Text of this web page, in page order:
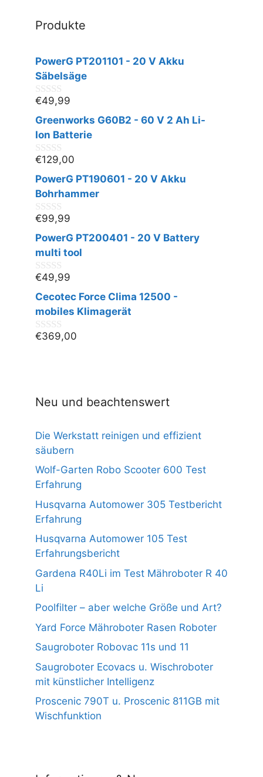
Produkte
PowerG PT201101 - 20 V Akku
Säbelsäge
0
v
o
n
€49,99
Greenworks G60B2 - 60 V 2 Ah Li-
Ion Batterie
0
v
o
n
€129,00
PowerG PT190601 - 20 V Akku
Bohrhammer
0
v
o
n
€99,99
PowerG PT200401 - 20 V Battery
multi tool
0
v
o
n
€49,99
Cecotec Force Clima 12500 -
mobiles Klimagerät
0
€369,00
Neu und beachtenswert
Die Werkstatt reinigen und effizient
säubern
Wolf-Garten Robo Scooter 600 Test
Erfahrung
Husqvarna Automower 305 Testbericht
Erfahrung
Husqvarna Automower 105 Test
Erfahrungsbericht
Gardena R40Li im Test Mähroboter R 40
Li
Poolfilter – aber welche Größe und Art?
Yard Force Mähroboter Rasen Roboter
Saugroboter Robovac 11s und 11
Saugroboter Ecovacs u. Wischroboter
mit künstlicher Intelligenz
Proscenic 790T u. Proscenic 811GB mit
Wischfunktion